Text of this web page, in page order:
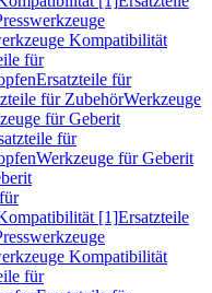
Kompatibilität
für
Ersatzteile für
für ZubehörWerkzeuge
für Geberit
für
Werkzeuge für Geberit
[1]Ersatzteile
Kompatibilität
für